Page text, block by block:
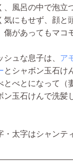
、風呂の中で泡立
気にもせず、顔と
傷があってもマコ
ュな息子は、 ア
とシャボン玉石け
べとになって（
ン玉石けんで洗髪
・太字はシャンテ